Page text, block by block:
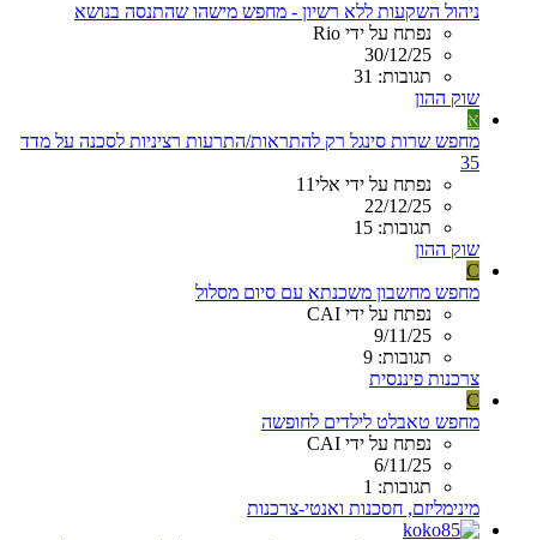
ניהול השקעות ללא רשיון - מחפש מישהו שהתנסה בנושא
נפתח על ידי Rio
30/12/25
תגובות: 31
שוק ההון
א
מחפש שרות סינגל רק להתראות/התרעות רציניות לסכנה על מדד
35
נפתח על ידי אלי11
22/12/25
תגובות: 15
שוק ההון
C
מחפש מחשבון משכנתא עם סיום מסלול
נפתח על ידי CAI
9/11/25
תגובות: 9
צרכנות פיננסית
C
מחפש טאבלט לילדים לחופשה
נפתח על ידי CAI
6/11/25
תגובות: 1
מינימליזם, חסכנות ואנטי-צרכנות